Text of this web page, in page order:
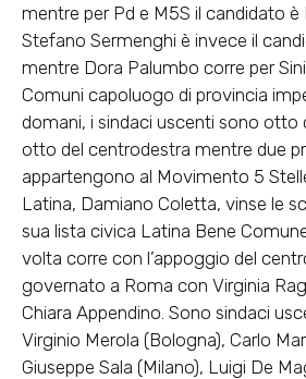
mentre per Pd e M5S il candidato
Stefano Sermenghi è invece il
mentre Dora Palumbo corre per
Comuni capoluogo di provincia
domani, i sindaci uscenti sono otto
otto del centrodestra mentre due
appartengono al Movimento 5
Latina, Damiano Coletta, vinse le
sua lista civica Latina Bene
volta corre con l’appoggio del
governato a Roma con Virginia
Chiara Appendino. Sono sindaci
Virginio Merola (Bologna), Carlo
Giuseppe Sala (Milano), Luigi De